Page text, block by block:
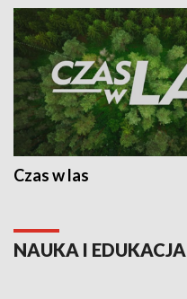
Czas w las
NAUKA I EDUKACJA